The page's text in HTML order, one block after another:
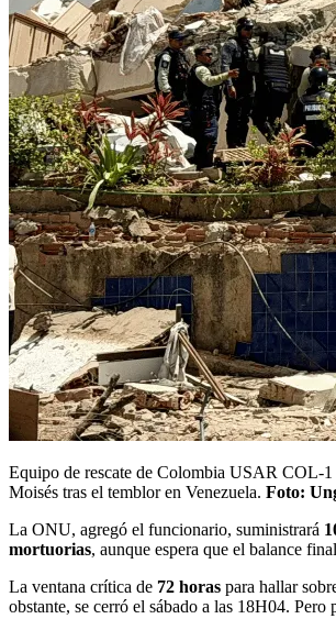
Equipo de rescate de Colombia USAR COL-1
Moisés tras el temblor en Venezuela. Foto:
La ONU, agregó el funcionario, suministrará
mortuorias, aunque espera que el balance
La ventana crítica de 72 horas para hallar
obstante, se cerró el sábado a las 18H04. Pero